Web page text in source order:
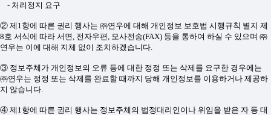
- 처리정지 요구
② 제1항에 따른 권리 행사는 ㈜연우에 대해 개인정보 보호법 시행규칙 별지 제
8호 서식에 따라 서면, 전자우편, 모사전송(FAX) 등을 통하여 하실 수 있으며 ㈜
연우는 이에 대해 지체 없이 조치하겠습니다.
③ 정보주체가 개인정보의 오류 등에 대한 정정 또는 삭제를 요구한 경우에는
㈜연우는 정정 또는 삭제를 완료할 때까지 당해 개인정보를 이용하거나 제공하
지 않습니다.
④ 제1항에 따른 권리 행사는 정보주체의 법정대리인이나 위임을 받은 자 등 대